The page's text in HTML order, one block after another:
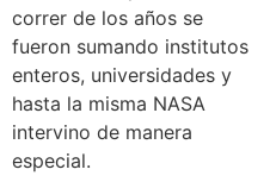
correr de los años se
fueron sumando institutos
enteros, universidades y
hasta la misma NASA
intervino de manera
especial.